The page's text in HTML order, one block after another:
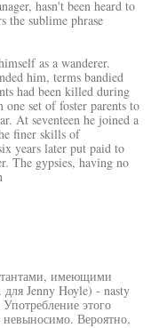
hasn't been heard to
the sublime phrase
as a wanderer.
him, terms bandied
had been killed during
set of foster parents to
At seventeen he joined a
finer skills of
years later put paid to
The gypsies, having no
имеющими
Jenny Hoyle) - nasty
этого
невыносимо. Вероятно,